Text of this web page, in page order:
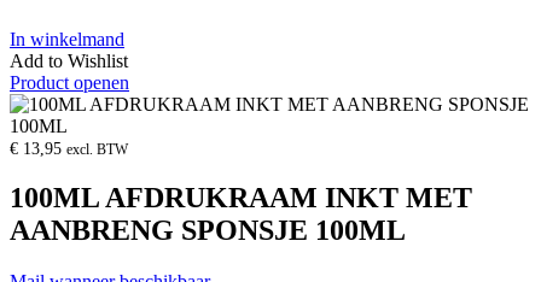
In winkelmand
Add to Wishlist
Product openen
€ 13,95 excl. BTW
100ML AFDRUKRAAM INKT MET
AANBRENG SPONSJE 100ML